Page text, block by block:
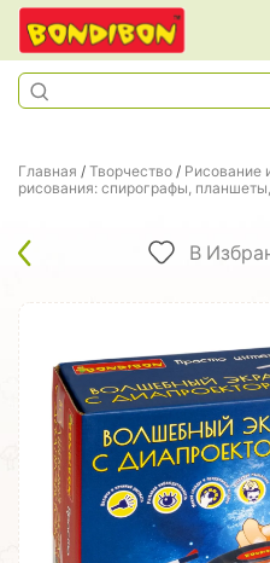
Главная / Творчество / Рисование
рисования: спирографы,
В